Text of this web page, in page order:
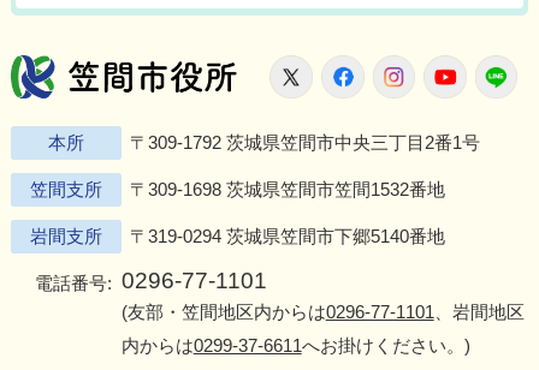
笠間市役所
X FacebookInstagram
本所 〒309-1792 茨城県笠間市中央三丁目2番1号
笠間支所 〒309-1698 茨城県笠間市笠間1532番地
岩間支所 〒319-0294 茨城県笠間市下郷5140番地
電話番号: 0296-77-1101
(友部・笠間地区内からは0296-77-1101 、岩間地区
内からは0299-37-6611へお掛けください。)